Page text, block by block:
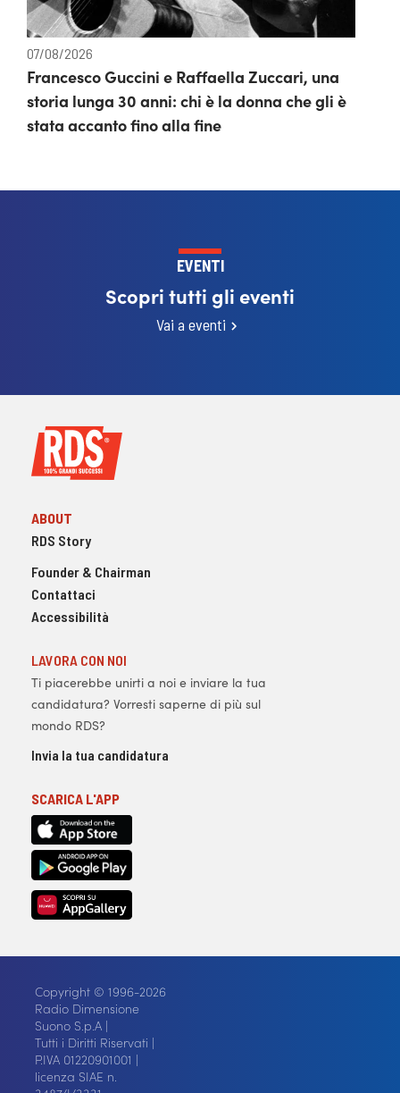
07/08/2026
Francesco Guccini e Raffaella Zuccari, una
storia lunga 30 anni: chi è la donna che gli è
stata accanto fino alla fine
EVENTI
Scopri tutti gli eventi
Vai a eventi
ABOUT
RDS Story
Founder & Chairman
Contattaci
Accessibilità
LAVORA CON NOI
Ti piacerebbe unirti a noi e inviare la tua
candidatura? Vorresti saperne di più sul
mondo RDS?
Invia la tua candidatura
SCARICA L'APP
Copyright © 1996-2026
Radio Dimensione
Suono S.p.A |
Tutti i Diritti Riservati |
P.IVA 01220901001 |
licenza SIAE n.